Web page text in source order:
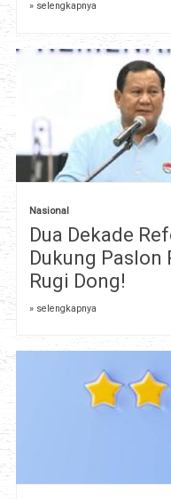
» selengkapnya
Nasional
Dua Dekade
Dukung Paslon
Rugi Dong!
» selengkapnya